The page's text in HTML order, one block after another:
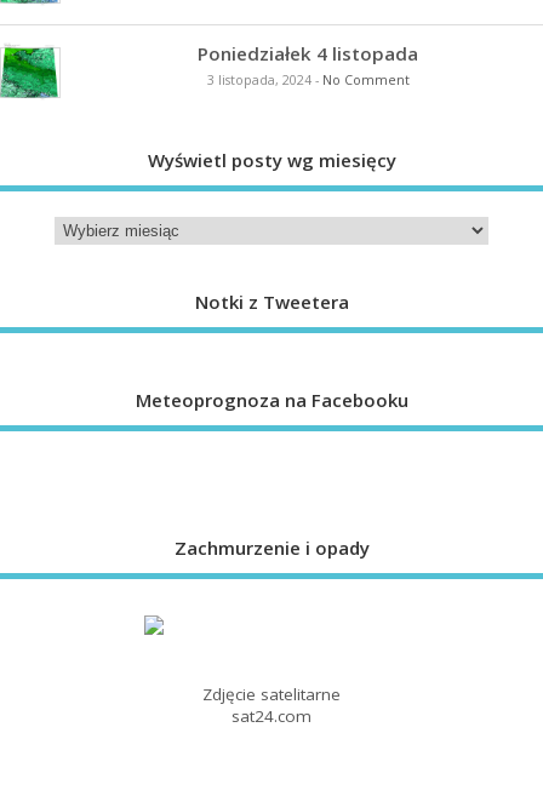
Poniedziałek 4 listopada
3 listopada, 2024- No Comment
Wyświetl posty wg miesięcy
Notki z Tweetera
Meteoprognoza na Facebooku
Zachmurzenie i opady
Zdjęcie satelitarne
sat24.com